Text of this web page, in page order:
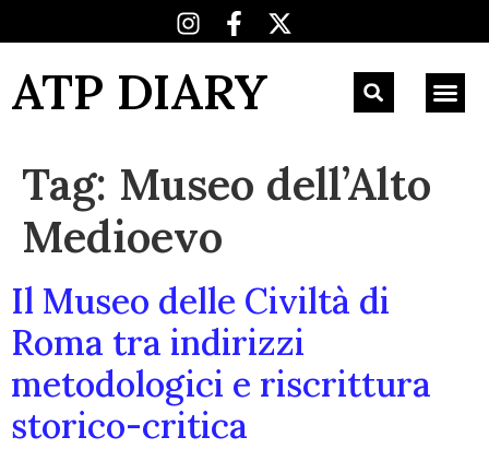
ATP DIARY
Tag: Museo dell’Alto
Medioevo
Il Museo delle Civiltà di
Roma tra indirizzi
metodologici e riscrittura
storico-critica